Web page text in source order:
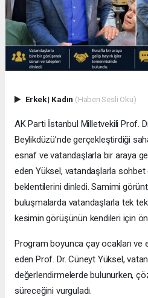
Erkek| Kadın (Haberi Sesli Oku)
AK Parti İstanbul Milletvekili Prof.
Beylikdüzü’nde gerçekleştirdiği
esnaf ve vatandaşlarla bir araya
eden Yüksel, vatandaşlarla sohbet
beklentilerini dinledi. Samimi
buluşmalarda vatandaşlarla tek
kesimin görüşünün kendileri için
Program boyunca çay ocakları ve
eden Prof. Dr. Cüneyt Yüksel,
değerlendirmelerde bulunurken,
süreceğini vurguladı.